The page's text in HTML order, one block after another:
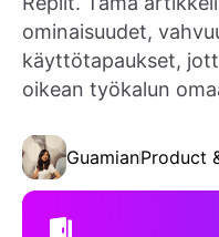
ominaisuudet,
käyttötapaukset,
oikean työkalun
GuamianProduct